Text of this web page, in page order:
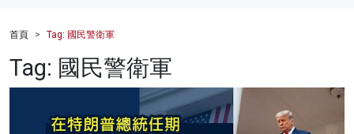
財經
健康
商業
首頁 Tag: 國民警衛軍
Tag: 國民警衛軍